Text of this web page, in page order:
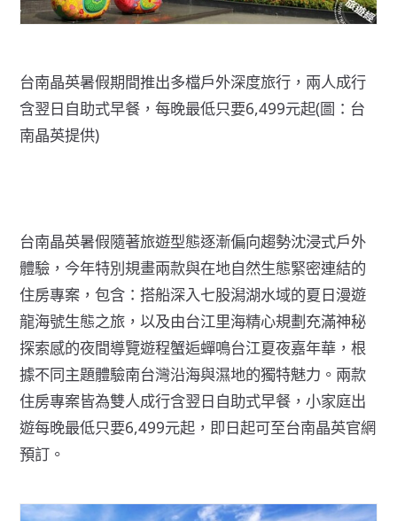
台南晶英暑假期間推出多檔戶外深度旅行，兩人成行
含翌日自助式早餐，每晚最低只要6,499元起(圖：台
南晶英提供)
台南晶英暑假隨著旅遊型態逐漸偏向趨勢沈浸式戶外
體驗，今年特別規畫兩款與在地自然生態緊密連結的
住房專案，包含：搭船深入七股潟湖水域的夏日漫遊
龍海號生態之旅，以及由台江里海精心規劃充滿神秘
探索感的夜間導覽遊程蟹逅蟬鳴台江夏夜嘉年華，根
據不同主題體驗南台灣沿海與濕地的獨特魅力。兩款
住房專案皆為雙人成行含翌日自助式早餐，小家庭出
遊每晚最低只要6,499元起，即日起可至台南晶英官網
預訂。